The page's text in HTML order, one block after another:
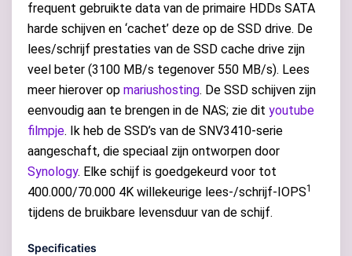
frequent gebruikte data van de primaire HDDs SATA
harde schijven en ‘cachet’ deze op de SSD drive. De
lees/schrijf prestaties van de SSD cache drive zijn
veel beter (3100 MB/s tegenover 550 MB/s). Lees
meer hierover op mariushosting. De SSD schijven zijn
eenvoudig aan te brengen in de NAS; zie dit youtube
filmpje. Ik heb de SSD’s van de SNV3410-serie
aangeschaft, die speciaal zijn ontworpen door
Synology. Elke schijf is goedgekeurd voor tot
400.000/70.000 4K willekeurige lees-/schrijf-IOPS1
tijdens de bruikbare levensduur van de schijf.
Specificaties